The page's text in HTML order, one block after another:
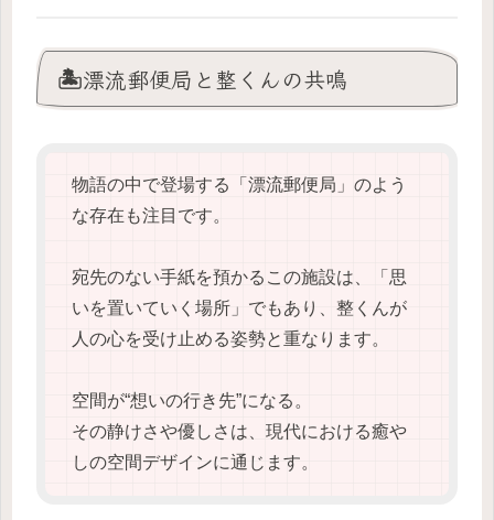
🏝️漂流郵便局と整くんの共鳴
物語の中で登場する「漂流郵便局」のよう
な存在も注目です。
宛先のない手紙を預かるこの施設は、「思
いを置いていく場所」でもあり、整くんが
人の心を受け止める姿勢と重なります。
空間が“想いの行き先”になる。
その静けさや優しさは、現代における癒や
しの空間デザインに通じます。